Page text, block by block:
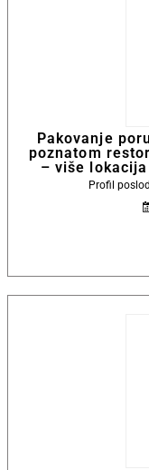
Pakovanje
poznatom
– više
Profil